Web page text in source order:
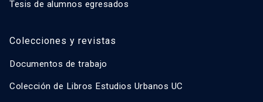
Tesis de alumnos egresados
Colecciones y revistas
Documentos de trabajo
Colección de Libros Estudios Urbanos UC